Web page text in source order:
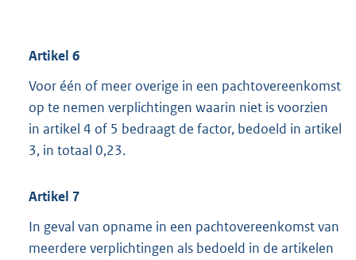
Artikel 6
Voor één of meer overige in een pachtovereenkomst
op te nemen verplichtingen waarin niet is voorzien
in artikel 4 of 5 bedraagt de factor, bedoeld in artikel
3, in totaal 0,23.
Artikel 7
In geval van opname in een pachtovereenkomst van
meerdere verplichtingen als bedoeld in de artikelen